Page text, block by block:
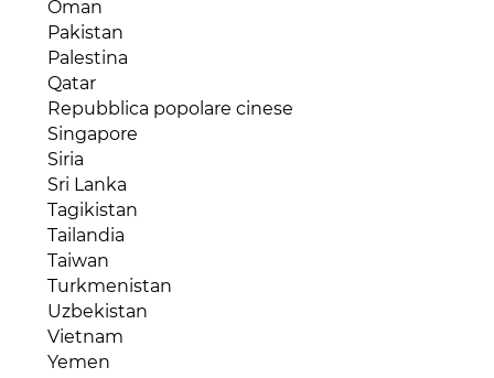
Repubblica Democratica del Congo
Ruanda
Senegal
Seychelles
Sierra Leone
Somalia
Sud Africa
Sudan
Tanzania
Togo
Tunisia
Uganda
Zambia
Zimbabwe
Oman
Pakistan
Palestina
Qatar
Repubblica popolare cinese
Singapore
Siria
Sri Lanka
Tagikistan
Tailandia
Taiwan
Turkmenistan
Uzbekistan
Vietnam
Yemen